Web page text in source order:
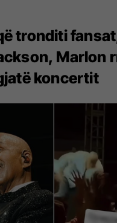
tronditi
Marlon
koncertit